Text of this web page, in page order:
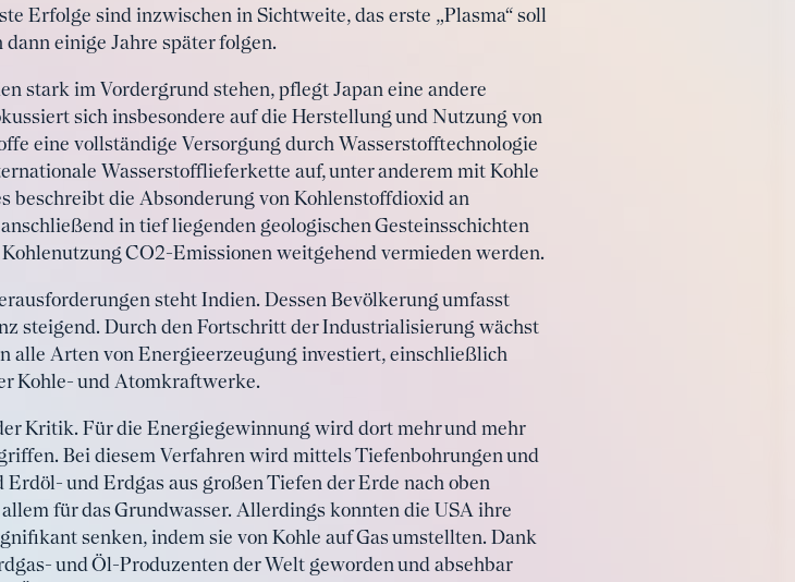
Erfolge sind inzwischen in Sichtweite, das erste „Plasma“ soll
einige Jahre später folgen.
stark im Vordergrund stehen, pflegt Japan eine andere
sich insbesondere auf die Herstellung und Nutzung von
eine vollständige Versorgung durch Wasserstofftechnologie
Wasserstofflieferkette auf, unter anderem mit Kohle
beschreibt die Absonderung von Kohlenstoffdioxid an
in tief liegenden geologischen Gesteinsschichten
CO2-Emissionen weitgehend vermieden werden.
steht Indien. Dessen Bevölkerung umfasst
steigend. Durch den Fortschritt der Industrialisierung wächst
alle Arten von Energieerzeugung investiert, einschließlich
Kohle- und Atomkraftwerke.
Kritik. Für die Energiegewinnung wird dort mehr und mehr
Bei diesem Verfahren wird mittels Tiefenbohrungen und
und Erdgas aus großen Tiefen der Erde nach oben
für das Grundwasser. Allerdings konnten die USA ihre
senken, indem sie von Kohle auf Gas umstellten. Dank
und Öl-Produzenten der Welt geworden und absehbar